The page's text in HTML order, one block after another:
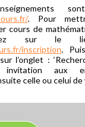
. Pour
cours de
sur le
inscription.
l’onglet :
aux
celle ou celui